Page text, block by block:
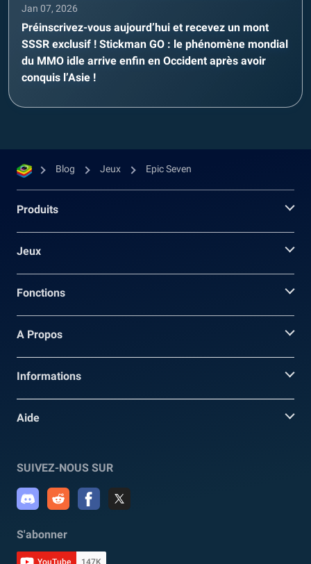
Jan 07, 2026
Préinscrivez-vous aujourd’hui et recevez un mont
SSSR exclusif ! Stickman GO : le phénomène mondial
du MMO idle arrive enfin en Occident après avoir
conquis l’Asie !
Blog Jeux Epic Seven
Produits
Jeux
Fonctions
A Propos
Informations
Aide
SUIVEZ-NOUS SUR
S'abonner
YouTube 147K